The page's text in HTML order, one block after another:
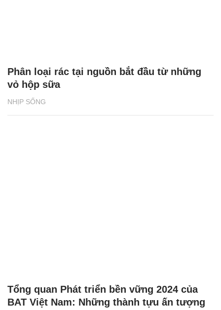
NHỊP SỐNG
Phân loại rác tại nguồn bắt đầu từ những
vỏ hộp sữa
Tổng quan Phát triển bền vững 2024 của
BAT Việt Nam: Những thành tựu ấn tượng